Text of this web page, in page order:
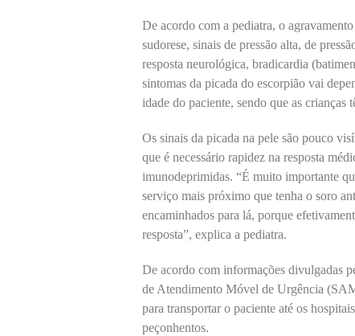
De acordo com a pediatra, o
sudorese, sinais de pressão alta, de
resposta neurológica, bradicardia
sintomas da picada do escorpião vai
idade do paciente, sendo que as
Os sinais da picada na pele são pouco
que é necessário rapidez na resposta
imunodeprimidas. “É muito importante
serviço mais próximo que tenha o soro
encaminhados para lá, porque
resposta”, explica a pediatra.
De acordo com informações divulgadas
de Atendimento Móvel de Urgência
para transportar o paciente até os
peçonhentos.